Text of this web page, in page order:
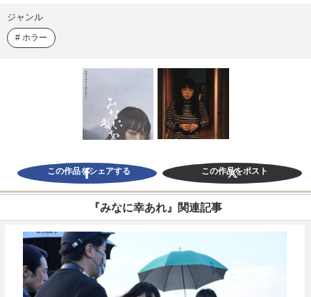
ジャンル
ホラー
この作品をシェアする この作品をポスト
『みなに幸あれ』関連記事